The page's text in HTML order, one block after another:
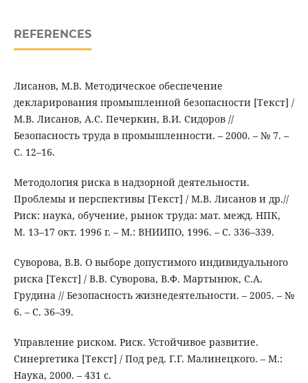
REFERENCES
Лисанов, М.В. Методическое обеспечение
декларирования промышленной безопасности [Текст] /
М.В. Лисанов, А.С. Печеркин, В.И. Сидоров //
Безопасность труда в промышленности. – 2000. – № 7. –
С. 12–16.
Методология риска в надзорной деятельности.
Проблемы и перспективы [Текст] / М.В. Лисанов и др.//
Риск: наука, обучение, рынок труда: мат. межд. НПК,
М. 13–17 окт. 1996 г. – М.: ВНИИПО, 1996. – С. 336–339.
Суворова, В.В. О выборе допустимого индивидуального
риска [Текст] / В.В. Суворова, В.Ф. Мартынюк, С.А.
Грудина // Безопасность жизнедеятельности. – 2005. – №
6. – С. 36–39.
Управление риском. Риск. Устойчивое развитие.
Синергетика [Текст] / Под ред. Г.Г. Малинецкого. – М.:
Наука, 2000. – 431 с.